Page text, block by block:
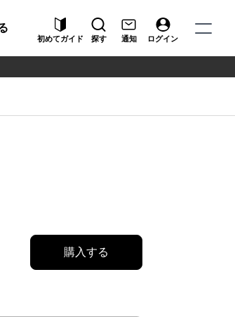
初めてガイド 探す 通知 ログイン
購入する